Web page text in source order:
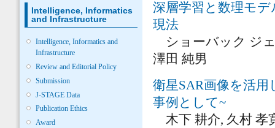
Intelligence, Informatics
and Infrastructure
Intelligence, Informatics and
Infrastructure
Review and Editorial Policy
Submission
J-STAGE Data
Publication Ethics
Award
深層学習と数理モ
現法
ショーバック ジェ
澤田 純男
衛星SAR画像を活用
事例として~
木下 耕介, 久村 孝